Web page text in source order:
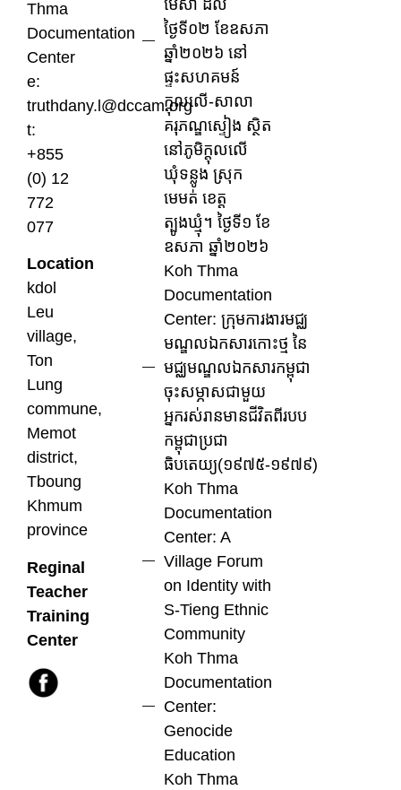
Thma
Documentation
Center
e:
truthdany.l@dccam.org
t:
+855
(0) 12
772
077
Location
kdol
Leu
village,
Ton
Lung
commune,
Memot
district,
Tboung
Khmum
province
Reginal
Teacher
Training
Center
មេសា ដល់
ថ្ងៃទី០២ ខែឧសភា
ឆ្នាំ២០២៦ នៅ
ផ្ទះសហគមន៍
ក្តុលលើ-សាលា
គរុភណ្ឌស្ទៀង ស្ថិត
នៅភូមិក្តុលលើ
ឃុំទន្លូង ស្រុក
មេមត់ ខេត្ត
ត្បូងឃ្មុំ។ ថ្ងៃទី១ ខែ
ឧសភា ឆ្នាំ២០២៦
Koh Thma
Documentation
Center: ក្រុមការងារមជ្ឈ
មណ្ឌលឯកសារកោះថ្ម នៃ
មជ្ឈមណ្ឌលឯកសារកម្ពុជា
ចុះសម្ភាសជាមួយ
អ្នករស់រានមានជីវិតពីរបប
កម្ពុជាប្រជា
ធិបតេយ្យ(១៩៧៥-១៩៧៩)
Koh Thma
Documentation
Center: A
Village Forum
on Identity with
S-Tieng Ethnic
Community
Koh Thma
Documentation
Center:
Genocide
Education
Koh Thma